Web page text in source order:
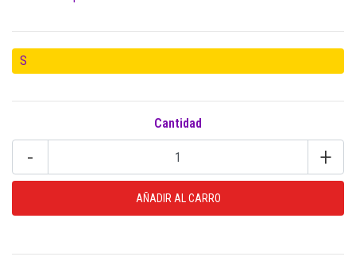
S
Cantidad
- +